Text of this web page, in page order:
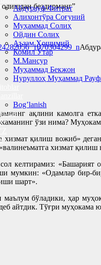
Абдурауф Фитрат
Алихонтўра Соғуний
Муҳаммад Солиҳ
Ойдин Солиҳ
Аъзам Ҳошимий
Комил Ўтар
М.Мансур
Муҳаммад Бекжон
Нуруллоҳ Муҳаммад
Bog’lanish
Lat
ақлини камолга
ўзи нима?
хизмат қилиш вожиб»
хизмат
келтирамиз: «Башарият
мумкин: «Одамлар бир-
шарт».
бўладики, ҳар
айтдик. Тўғри